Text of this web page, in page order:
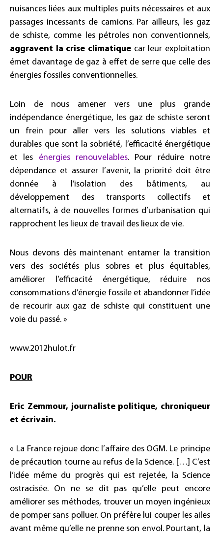
nuisances liées aux multiples puits nécessaires et aux
passages incessants de camions. Par ailleurs, les gaz
de schiste, comme les pétroles non conventionnels,
aggravent la crise climatique car leur exploitation
émet davantage de gaz à effet de serre que celle des
énergies fossiles conventionnelles.
Loin de nous amener vers une plus grande
indépendance énergétique, les gaz de schiste seront
un frein pour aller vers les solutions viables et
durables que sont la sobriété, l’efficacité énergétique
et les énergies renouvelables. Pour réduire notre
dépendance et assurer l’avenir, la priorité doit être
donnée à l’isolation des bâtiments, au
développement des transports collectifs et
alternatifs, à de nouvelles formes d’urbanisation qui
rapprochent les lieux de travail des lieux de vie.
Nous devons dès maintenant entamer la transition
vers des sociétés plus sobres et plus équitables,
améliorer l’efficacité énergétique, réduire nos
consommations d’énergie fossile et abandonner l’idée
de recourir aux gaz de schiste qui constituent une
voie du passé. »
www.2012hulot.fr
POUR
Eric Zemmour, journaliste politique, chroniqueur
et écrivain.
« La France rejoue donc l’affaire des OGM. Le principe
de précaution tourne au refus de la Science. […] C’est
l’idée même du progrès qui est rejetée, la Science
ostracisée. On ne se dit pas qu’elle peut encore
améliorer ses méthodes, trouver un moyen ingénieux
de pomper sans polluer. On préfère lui couper les ailes
avant même qu’elle ne prenne son envol. Pourtant, la